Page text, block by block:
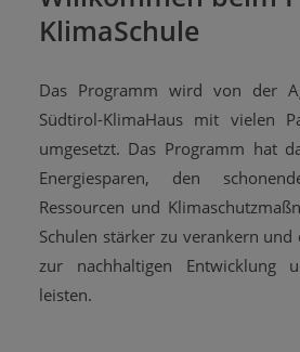
KlimaSchule
Das Programm wird von der
Südtirol-KlimaHaus mit vielen
umgesetzt. Das Programm hat
Energiesparen, den
Ressourcen und
Schulen stärker zu verankern
zur nachhaltigen Entwicklung
leisten.